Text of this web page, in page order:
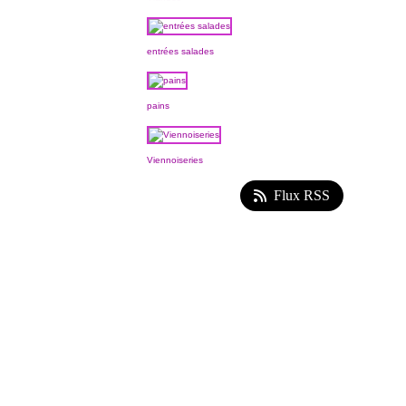
entrées salades
pains
Viennoiseries
Flux RSS